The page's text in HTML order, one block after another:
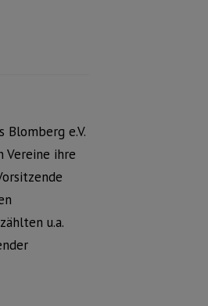
Blomberg e.V.
Vereine ihre
u.a.